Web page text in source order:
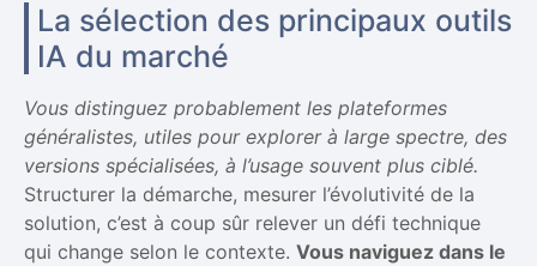
La sélection des principaux outils
IA du marché
Vous distinguez probablement les plateformes
généralistes, utiles pour explorer à large spectre, des
versions spécialisées, à l’usage souvent plus ciblé.
Structurer la démarche, mesurer l’évolutivité de la
solution, c’est à coup sûr relever un défi technique
qui change selon le contexte. Vous naviguez dans le